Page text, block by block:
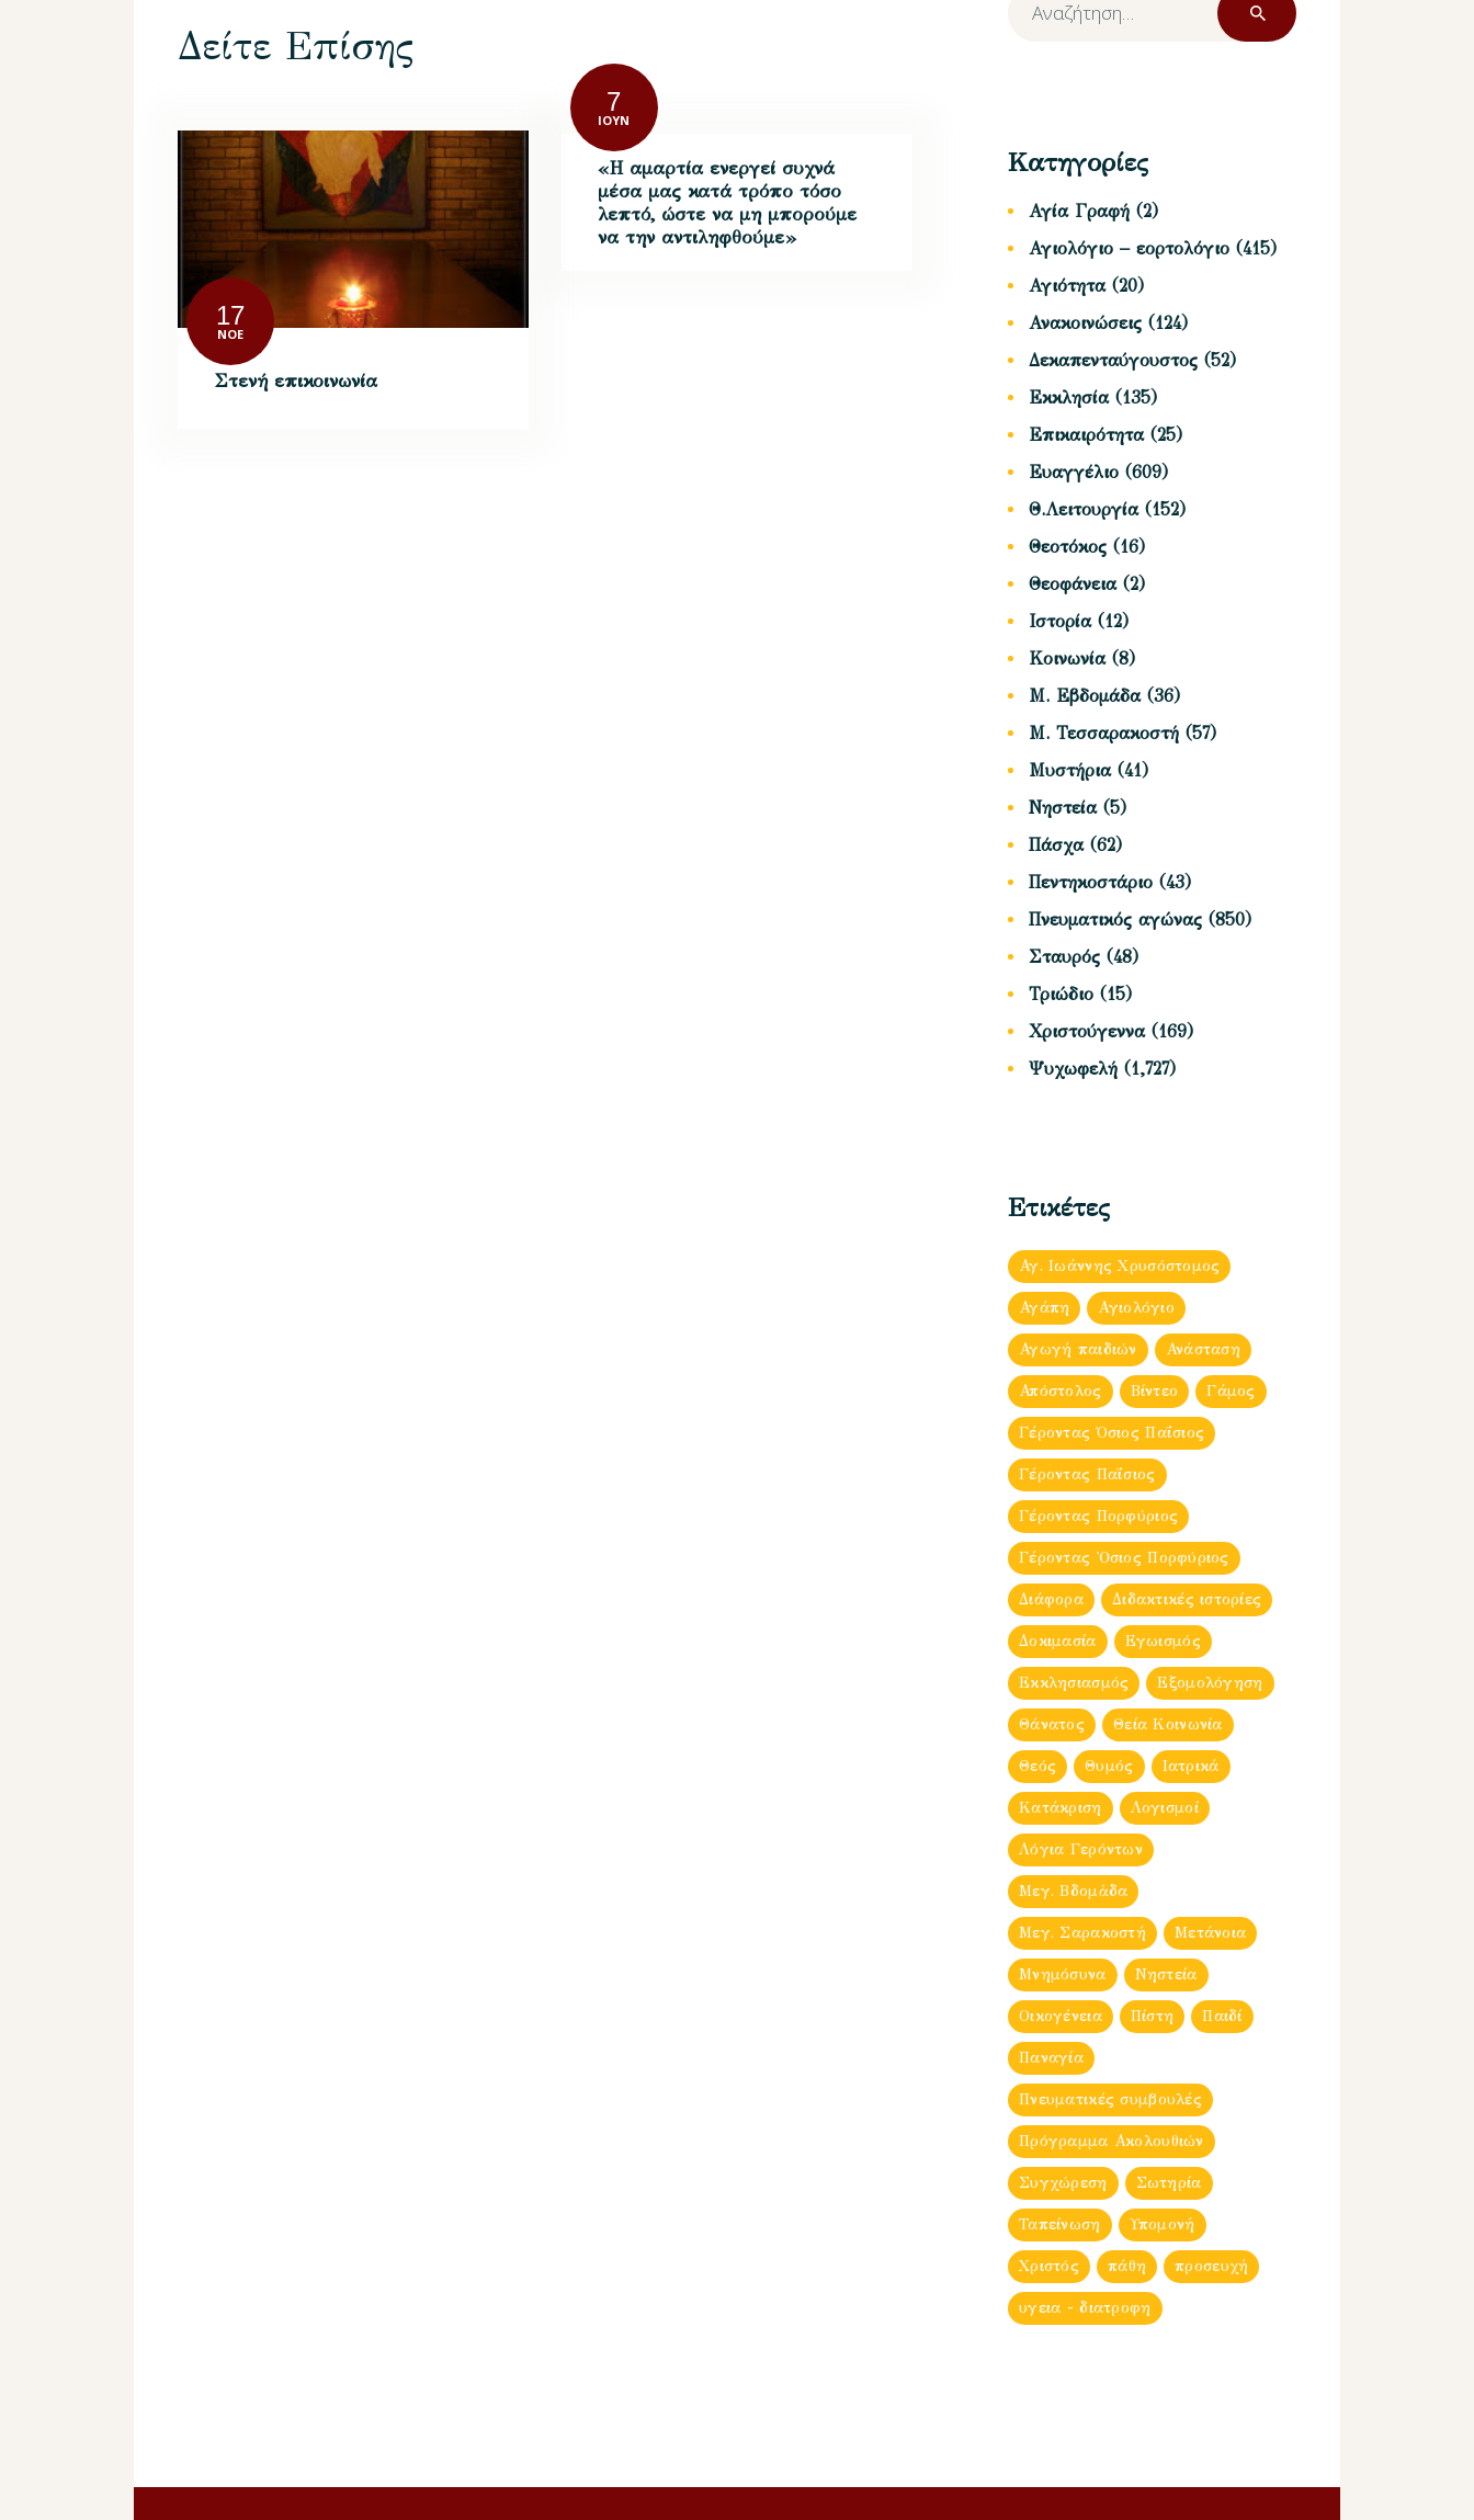
Δείτε Επίσης
17
ΝΟΈ
Στενή επικοινωνία
7
ΙΟΎΝ
«Η αμαρτία ενεργεί συχνά
μέσα μας κατά τρόπο τόσο
λεπτό, ώστε να μη μπορούμε
να την αντιληφθούμε»
για:
Κατηγορίες
Αγία Γραφή (2)
Αγιολόγιο – εορτολόγιο (415)
Αγιότητα(20)
Ανακοινώσεις (124)
Δεκαπενταύγουστος (52)
Εκκλησία(135)
Επικαιρότητα(25)
Ευαγγέλιο (609)
Θ.Λειτουργία(152)
Θεοτόκος (16)
Θεοφάνεια(2)
Ιστορία(12)
Κοινωνία(8)
Μ. Εβδομάδα(36)
Μ. Τεσσαρακοστή (57)
Μυστήρια(41)
Νηστεία(5)
Πάσχα(62)
Πεντηκοστάριο (43)
Πνευματικός αγώνας (850)
Σταυρός (48)
Τριώδιο (15)
Χριστούγεννα(169)
Ψυχωφελή (1,727)
Ετικέτες
Αγ. Ιωάννης Χρυσόστομος
Αγάπη Αγιολόγιο
Αγωγή παιδιών Ανάσταση
Απόστολος Βίντεο Γάμος
Γέροντας Όσιος Παΐσιος
Γέροντας Παΐσιος
Γέροντας Πορφύριος
Γέροντας Ὀσιος Πορφύριος
Διάφορα Διδακτικές ιστορίες
Δοκιμασία Εγωισμός
Εκκλησιασμός Εξομολόγηση
Θάνατος Θεία Κοινωνία
Θεός Θυμός Ιατρικά
Κατάκριση Λογισμοί
Λόγια Γερόντων
Μεγ. Βδομἀδα
Μεγ. Σαρακοστή Μετάνοια
Μνημόσυνα Νηστεία
Οικογένεια Πίστη Παιδί
Παναγία
Πνευματικές συμβουλές
Πρόγραμμα Ακολουθιών
Συγχώρεση Σωτηρία
Ταπείνωση Υπομονή
Χριστός πάθη προσευχή
υγεια - διατροφη